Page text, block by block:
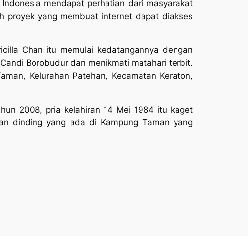
mendapat perhatian dari masyarakat
proyek yang membuat internet dapat diakses
Chan itu memulai kedatangannya dengan
Borobudur dan menikmati matahari terbit.
Kelurahan Patehan, Kecamatan Keraton,
2008, pria kelahiran 14 Mei 1984 itu kaget
dinding yang ada di Kampung Taman yang